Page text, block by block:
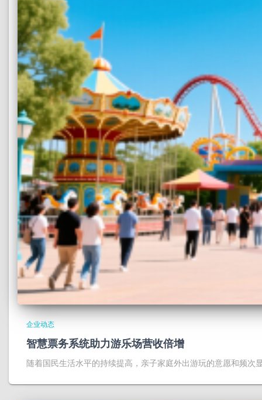
企业动态
智慧票务系统助力游乐场营收倍增
随着国民生活水平的持续提高，亲子家庭外出游玩的意愿和频次